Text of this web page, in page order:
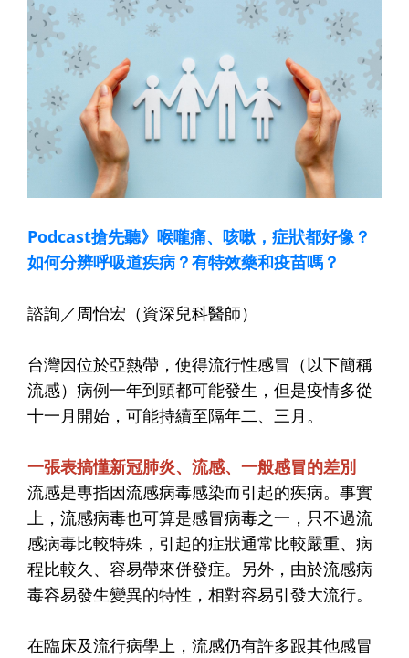
Podcast搶先聽》喉嚨痛、咳嗽，症狀都好像？
如何分辨呼吸道疾病？有特效藥和疫苗嗎？
諮詢／周怡宏（資深兒科醫師）
台灣因位於亞熱帶，使得流行性感冒（以下簡稱
流感）病例一年到頭都可能發生，但是疫情多從
十一月開始，可能持續至隔年二、三月。
一張表搞懂新冠肺炎、流感、一般感冒的差別
流感是專指因流感病毒感染而引起的疾病。事實
上，流感病毒也可算是感冒病毒之一，只不過流
感病毒比較特殊，引起的症狀通常比較嚴重、病
程比較久、容易帶來併發症。另外，由於流感病
毒容易發生變異的特性，相對容易引發大流行。
在臨床及流行病學上，流感仍有許多跟其他感冒